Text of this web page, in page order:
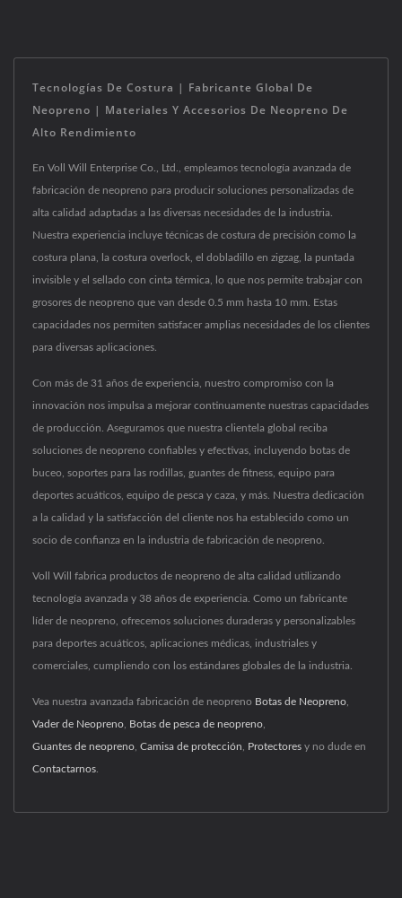
Tecnologías De Costura | Fabricante Global De
Neopreno | Materiales Y Accesorios De Neopreno De
Alto Rendimiento
En Voll Will Enterprise Co., Ltd., empleamos tecnología avanzada de
fabricación de neopreno para producir soluciones personalizadas de
alta calidad adaptadas a las diversas necesidades de la industria.
Nuestra experiencia incluye técnicas de costura de precisión como la
costura plana, la costura overlock, el dobladillo en zigzag, la puntada
invisible y el sellado con cinta térmica, lo que nos permite trabajar con
grosores de neopreno que van desde 0.5 mm hasta 10 mm. Estas
capacidades nos permiten satisfacer amplias necesidades de los clientes
para diversas aplicaciones.
Con más de 31 años de experiencia, nuestro compromiso con la
innovación nos impulsa a mejorar continuamente nuestras capacidades
de producción. Aseguramos que nuestra clientela global reciba
soluciones de neopreno confiables y efectivas, incluyendo botas de
buceo, soportes para las rodillas, guantes de fitness, equipo para
deportes acuáticos, equipo de pesca y caza, y más. Nuestra dedicación
a la calidad y la satisfacción del cliente nos ha establecido como un
socio de confianza en la industria de fabricación de neopreno.
Voll Will fabrica productos de neopreno de alta calidad utilizando
tecnología avanzada y 38 años de experiencia. Como un fabricante
líder de neopreno, ofrecemos soluciones duraderas y personalizables
para deportes acuáticos, aplicaciones médicas, industriales y
comerciales, cumpliendo con los estándares globales de la industria.
Vea nuestra avanzada fabricación de neopreno Botas de Neopreno
Vader de Neopreno Botas de pesca de neopreno
Guantes de neopreno Camisa de protección Protectores y no dude en
Contactarnos